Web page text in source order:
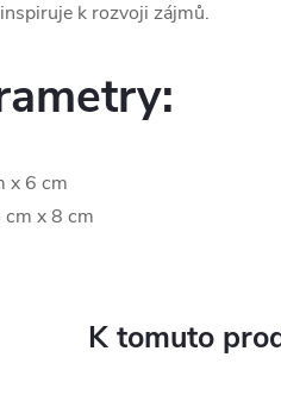
k rozvoji zájmů.
x 6 cm
x 8 cm
K tomuto